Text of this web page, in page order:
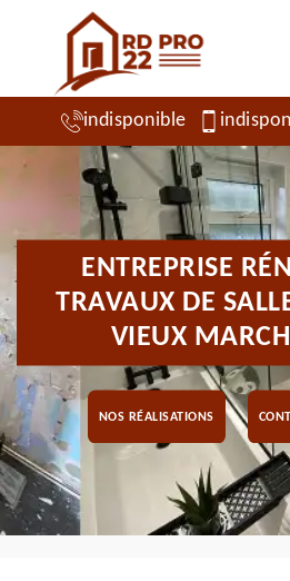
indisponible
ENTREPRISE
TRAVAUX DE
VIEUX
NOS RÉALISATIONS